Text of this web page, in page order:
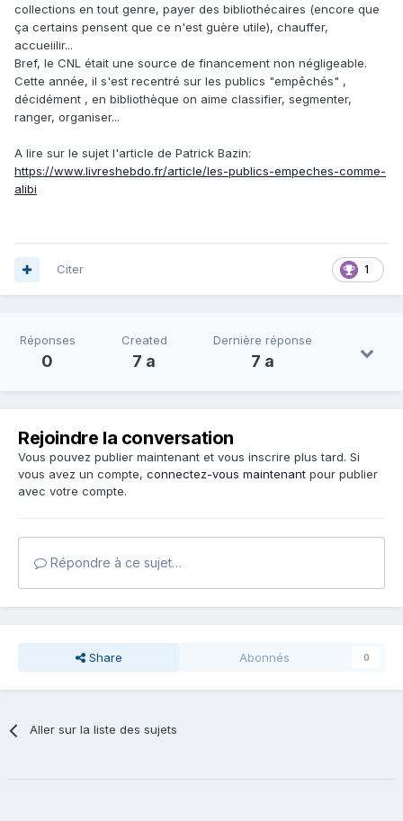
collections en tout genre, payer des bibliothécaires (encore que
ça certains pensent que ce n'est guère utile), chauffer,
accueiilir...
Bref, le CNL était une source de financement non négligeable.
Cette année, il s'est recentré sur les publics "empêchés" ,
décidément , en bibliothèque on aime classifier, segmenter,
ranger, organiser...
A lire sur le sujet l'article de Patrick Bazin:
https://www.livreshebdo.fr/article/les-publics-empeches-comme-
alibi
1
Citer
Réponses
0
Created
7 a
Dernière réponse
7 a
Rejoindre la conversation
Vous pouvez publier maintenant et vous inscrire plus tard. Si
vous avez un compte, connectez-vous maintenant pour publier
avec votre compte.
Répondre à ce sujet…
Share Abonnés 0
Aller sur la liste des sujets